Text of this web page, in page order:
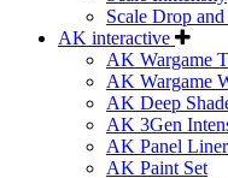
Scale Drop
AK interactive
AK Wargame
AK Wargame
AK Deep
AK 3Gen
AK Panel Liner
AK Paint Set